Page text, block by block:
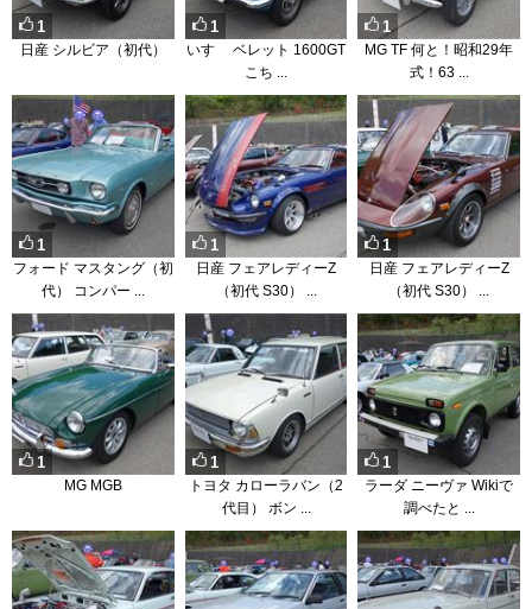
1
日産 シルビア（初代）
1
いすゞ ベレット 1600GT
こち ...
1
MG TF 何と！昭和29年
式！63 ...
1
フォード マスタング（初
代） コンパー ...
1
日産 フェアレディーZ
（初代 S30） ...
1
日産 フェアレディーZ
（初代 S30） ...
1
MG MGB
1
トヨタ カローラバン（2
代目） ボン ...
1
ラーダ ニーヴァ Wikiで
調べたと ...